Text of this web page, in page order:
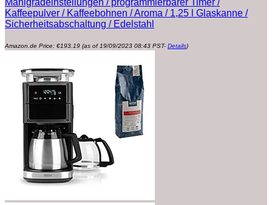
Mahlgradeinstellungen / programmierbarer Timer /
Kaffeepulver / Kaffeebohnen / Aroma / 1,25 l Glaskanne /
Sicherheitsabschaltung / Edelstahl
Amazon.de Price: €193.19 (as of 19/09/2023 08:43 PST- Details)